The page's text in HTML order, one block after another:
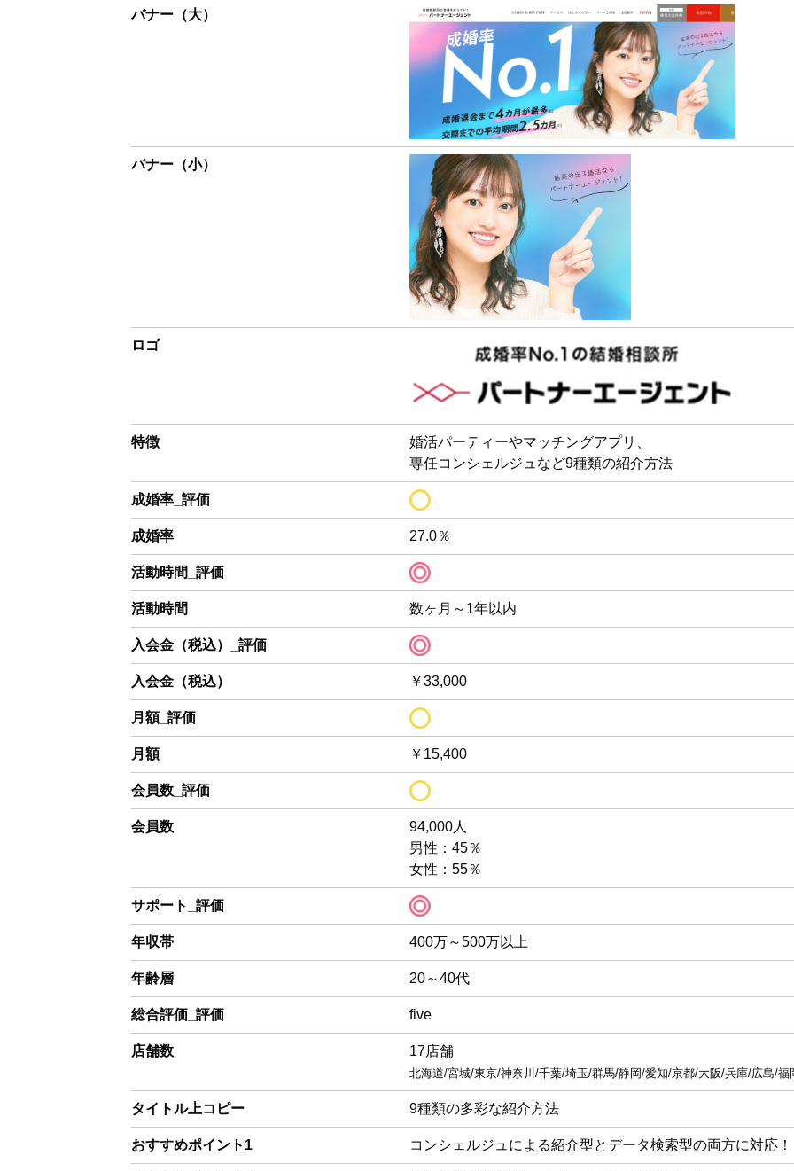
バナー（大）
バナー（小）
ロゴ
特徴
婚活パーティーやマッチングアプリ、
専任コンシェルジュなど9種類の紹介方法
成婚率_評価
成婚率 27.0％
活動時間_評価
活動時間 数ヶ月～1年以内
入会金（税込）_評価
入会金（税込） ￥33,000
月額_評価
月額 ￥15,400
会員数_評価
会員数
94,000人
男性：45％
女性：55％
サポート_評価
年収帯 400万～500万以上
年齢層 20～40代
総合評価_評価 five
店舗数 17店舗
北海道/宮城/東京/神奈川/千葉/埼玉/群馬/静岡/愛知/京都/大阪/兵庫/広島/福
タイトル上コピー 9種類の多彩な紹介方法
おすすめポイント1 コンシェルジュによる紹介型とデータ検索型の両方に対応！